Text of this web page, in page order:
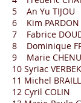
5 An Yu TIJOU
6 Kim PARDON
7 Fabrice
8 Dominique
9 Marie
10 Syriac
11 Michel
12 Cyril COLIN